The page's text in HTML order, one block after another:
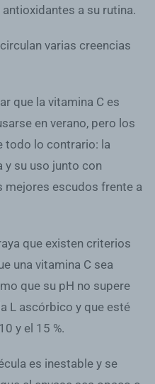
a su rutina.
varias creencias
que la vitamina C es
en verano, pero los
todo lo contrario: la
su uso junto con
escudos frente a
que existen criterios
una vitamina C sea
que su pH no supere
L ascórbico y que esté
y el 15 %.
es inestable y se